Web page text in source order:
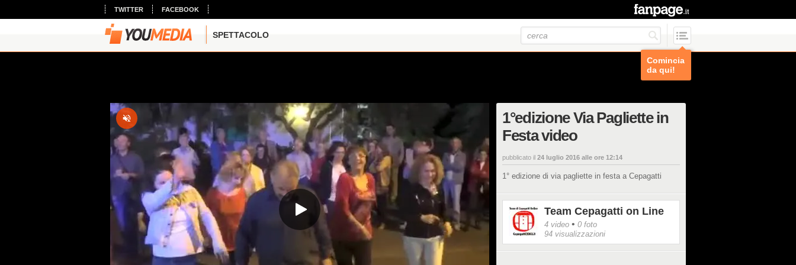
TWITTER FACEBOOK
SPETTACOLO
Comincia
da qui!
1°edizione Via Pagliette in
Festa video
pubblicato il 24 luglio 2016 alle ore 12:14
1° edizione di via pagliette in festa a Cepagatti
Team Cepagatti on Line
4 video • 0 foto
94 visualizzazioni